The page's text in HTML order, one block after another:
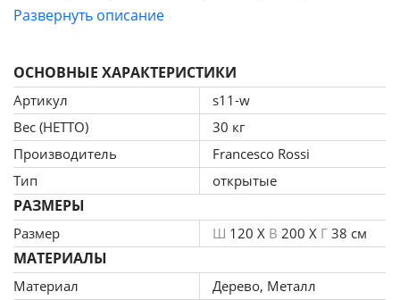
серого цвета Дерево: массив сосны 20 мм, покрытое
дуб, черный, клён, черный графит, голубой графит,
темное золото графит, золото графит..
Срок гарантии на изделие: 12 месяцев. Производитель
мебели оставляет за собой право вносить изменения в
модификацию и конструкцию изделия, размеров,
цветовой гаммы, которые не несут снижения
потребительских свойств без предварительного
уведомления покупателя.
Развернуть описание
ОСНОВНЫЕ ХАРАКТЕРИСТИКИ
Артикул
s11-w
Вес (НЕТТО)
30 кг
Производитель
Francesco Rossi
Тип
открытые
РАЗМЕРЫ
Размер Ш 120 X В 200 X Г 38 см
МАТЕРИАЛЫ
Материал Дерево, Металл